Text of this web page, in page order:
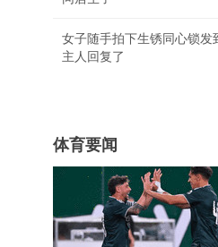
女子随手拍下生锈同心锁发
主人回复了
体育要闻